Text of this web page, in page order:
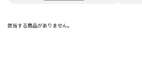
該当する商品がありません。